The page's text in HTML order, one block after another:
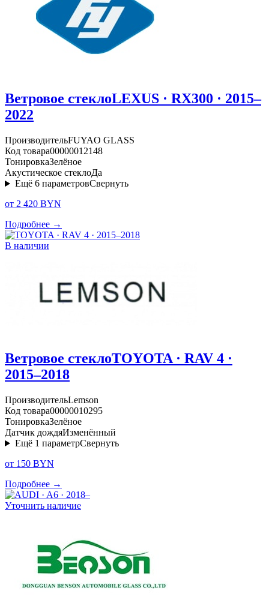
Ветровое стеклоLEXUS · RX300 · 2015–
2022
ПроизводительFUYAO GLASS
Код товара00000012148
ТонировкаЗелёное
Акустическое стеклоДа
Ещё 6 параметровСвернуть
от 2 420 BYN
Подробнее →
В наличии
Ветровое стеклоTOYOTA · RAV 4 ·
2015–2018
ПроизводительLemson
Код товара00000010295
ТонировкаЗелёное
Датчик дождяИзменённый
Ещё 1 параметрСвернуть
от 150 BYN
Подробнее →
Уточнить наличие